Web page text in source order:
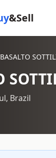
&Sell
BASALTO
Brazil